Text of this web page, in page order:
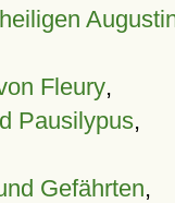
Fleury,
Pausilypus,
Gefährten,